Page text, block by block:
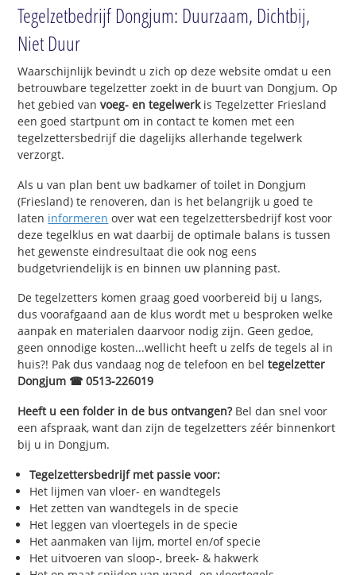
Tegelzetbedrijf Dongjum: Duurzaam, Dichtbij,
Niet Duur
Waarschijnlijk bevindt u zich op deze website omdat u een
betrouwbare tegelzetter zoekt in de buurt van Dongjum. Op
het gebied van voeg- en tegelwerkis Tegelzetter Friesland
een goed startpunt om in contact te komen met een
tegelzettersbedrijf die dagelijks allerhande tegelwerk
verzorgt.
Als u van plan bent uw badkamer of toilet in Dongjum
(Friesland) te renoveren, dan is het belangrijk u goed te
laten informeren over wat een tegelzettersbedrijf kost voor
deze tegelklus en wat daarbij de optimale balans is tussen
het gewenste eindresultaat die ook nog eens
budgetvriendelijk is en binnen uw planning past.
De tegelzetters komen graag goed voorbereid bij u langs,
dus voorafgaand aan de klus wordt met u besproken welke
aanpak en materialen daarvoor nodig zijn. Geen gedoe,
geen onnodige kosten...wellicht heeft u zelfs de tegels al in
huis?! Pak dus vandaag nog de telefoon en beltegelzetter
Dongjum ☎ 0513-226019
Heeft u een folder in de bus ontvangen?Bel dan snel voor
een afspraak, want dan zijn de tegelzetters zéér binnenkort
bij u in Dongjum.
Tegelzettersbedrijf met passie voor:
Het lijmen van vloer- en wandtegels
Het zetten van wandtegels in de specie
Het leggen van vloertegels in de specie
Het aanmaken van lijm, mortel en/of specie
Het uitvoeren van sloop-, breek- & hakwerk